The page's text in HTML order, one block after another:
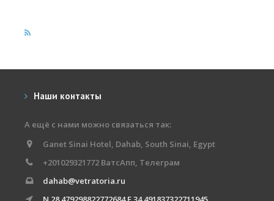
Наши контакты
А ещё с нами можно связаться так:
Ganet Sinai Hotel, Dahab, South Sinai, Egypt
+201029321772 ВатсАпп, Телеграм
dahab@vetratoria.ru